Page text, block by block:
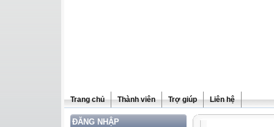
Trang chủ Thành viên Trợ giúp Liên hệ
ĐĂNG NHẬP